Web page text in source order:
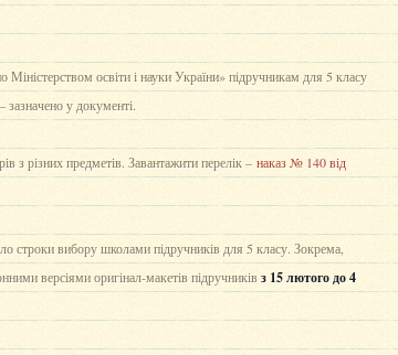
освіти і науки України» підручникам для 5 класу
зазначено у документі.
з різних предметів. Завантажити перелік –наказ № 140 від
вибору школами підручників для 5 класу. Зокрема,
версіями оригінал-макетів підручниківз 15 лютого до 4